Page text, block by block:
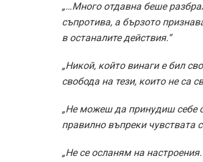
„…Много отдавна беше
съпротива, а бързото
в останалите действия.“
„Никой, който винаги е бил
свобода на тези, които не са
„Не можеш да принудиш себе
правилно въпреки чувствата
„Не се осланям на